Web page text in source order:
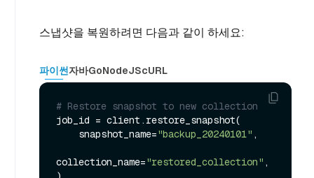
스냅샷을 복원하려면 다음과 같이 하세요:
파이썬자바GoNodeJScURL
# Restore snapshot to new collection
job_id = client.restore_snapshot(
    snapshot_name=
"backup_20240101" ,
collection_name="restored_collection" ,